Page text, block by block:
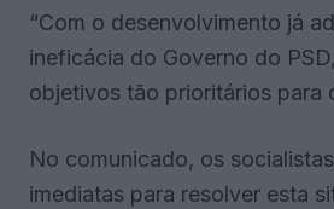
“Com o desenvolvimento já
ineficácia do Governo do
objetivos tão prioritários para
No comunicado, os
imediatas para resolver esta